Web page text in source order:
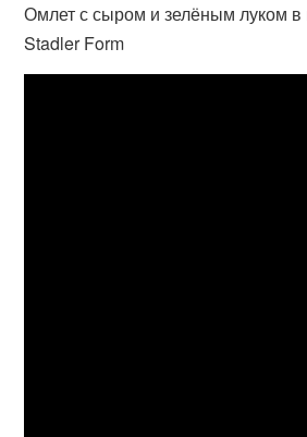
Омлет с сыром и зелёным луком в
Stadler Form